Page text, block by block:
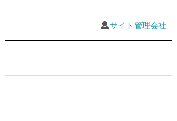
サイト管理会社